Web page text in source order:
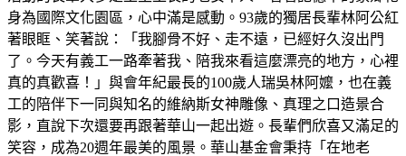
身為國際文化園區，心中滿是感動。93歲的獨居長輩林阿公紅
著眼眶、笑著說：「我腳骨不好、走不遠，已經好久沒出門
了。今天有義工一路牽著我、陪我來看這麼漂亮的地方，心裡
真的真歡喜！」與會年紀最長的100歲人瑞吳林阿嬤，也在義
工的陪伴下一同與知名的維納斯女神雕像、真理之口造景合
影，直說下次還要再跟著華山一起出遊。長輩們欣喜又滿足的
笑容，成為20週年最美的風景。華山基金會秉持「在地老